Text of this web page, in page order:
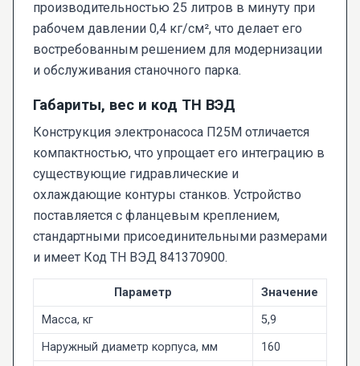
производительностью 25 литров в минуту при
рабочем давлении 0,4 кг/см², что делает его
востребованным решением для модернизации
и обслуживания станочного парка.
Габариты, вес и код ТН ВЭД
Конструкция электронасоса П25М отличается
компактностью, что упрощает его интеграцию в
существующие гидравлические и
охлаждающие контуры станков. Устройство
поставляется с фланцевым креплением,
стандартными присоединительными размерами
и имеет Код ТН ВЭД 841370900.
Параметр
Значение
Масса, кг
5,9
Наружный диаметр корпуса, мм
160